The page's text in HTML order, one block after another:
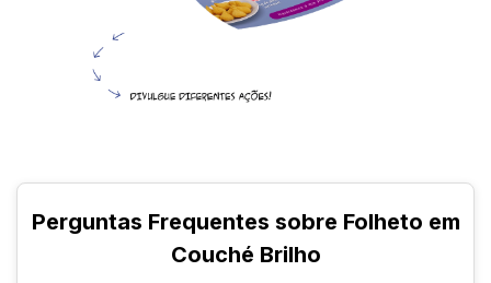
Perguntas Frequentes sobre Folheto em
Couché Brilho